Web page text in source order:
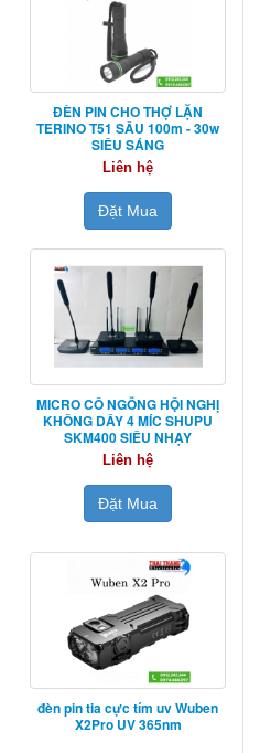
ĐÈN PIN CHO THỢ LẶN
TERINO T51 SÂU 100m - 30w
SIÊU SÁNG
Liên hệ
Đặt Mua
MICRO CỔ NGỖNG HỘI NGHỊ
KHÔNG DÂY 4 MÍC SHUPU
SKM400 SIÊU NHẠY
Liên hệ
Đặt Mua
đèn pin tia cực tím uv Wuben
X2Pro UV 365nm